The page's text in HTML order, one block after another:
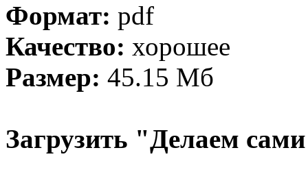
Формат: pdf
Качество: хорошее
Размер: 45.15 Мб
Загрузить "Делаем